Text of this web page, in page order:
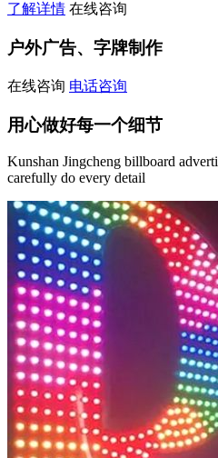
了解详情 在线咨询
户外广告、字牌制作
在线咨询 电话咨询
用心做好每一个细节
Kunshan Jingcheng billboard
carefully do every detail